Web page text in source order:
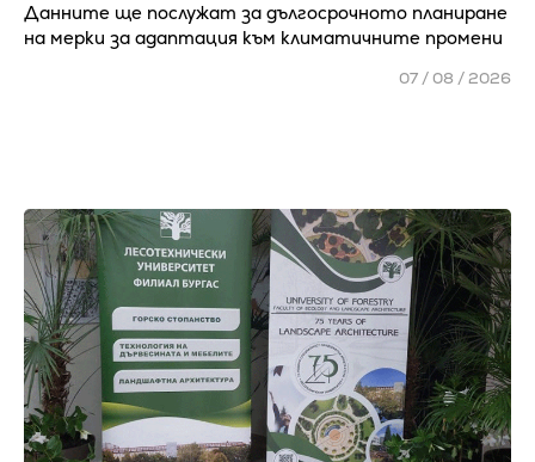
Данните ще послужат за дългосрочното планиране
на мерки за адаптация към климатичните промени
07 / 08 / 2026